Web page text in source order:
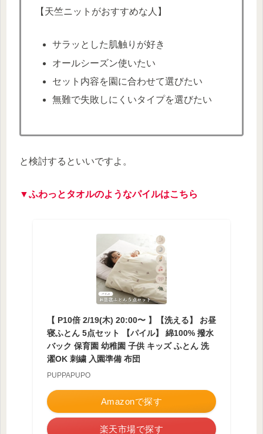
【天竺ニットがおすすめな人】
サラッとした肌触りが好き
オールシーズン使いたい
セット内容を園に合わせて選びたい
無難で失敗しにくいタイプを選びたい
と検討するといいですよ。
▼ふわっとタオルのようなパイルはこちら
【 P10倍 2/19(木) 20:00〜 】【洗える】 お昼
寝ふとん 5点セット 【パイル】 綿100% 撥水
バック 保育園 幼稚園 子供 キッズ ふとん 洗
濯OK 刺繍 入園準備 布団
PUPPAPUPO
Amazonで探す
楽天市場で探す